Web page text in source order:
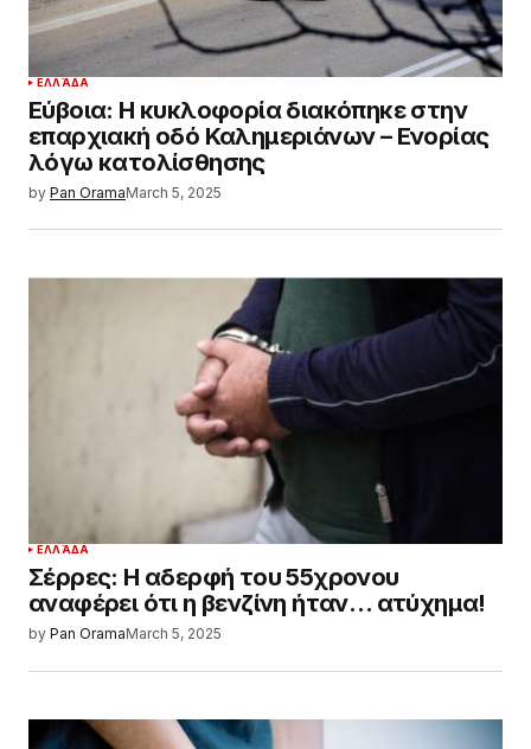
ΕΛΛΆΔΑ
Εύβοια: Η κυκλοφορία διακόπηκε στην
επαρχιακή οδό Καλημεριάνων – Ενορίας
λόγω κατολίσθησης
by Pan OramaMarch 5, 2025
ΕΛΛΆΔΑ
Σέρρες: Η αδερφή του 55χρονου
αναφέρει ότι η βενζίνη ήταν… ατύχημα!
by Pan OramaMarch 5, 2025